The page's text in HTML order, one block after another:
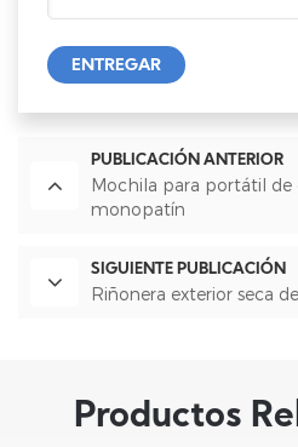
ENTREGAR
PUBLICACIÓN ANTERIOR
Mochila para portátil de
monopatín
SIGUIENTE PUBLICACIÓN
Riñonera exterior seca
Productos